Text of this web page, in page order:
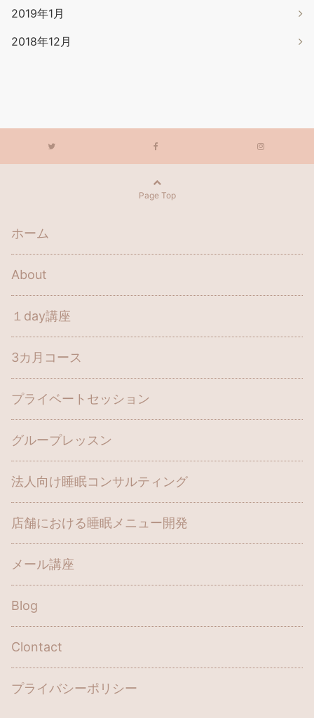
2019年1月
2018年12月
Page Top
ホーム
About
１day講座
3カ月コース
プライベートセッション
グループレッスン
法人向け睡眠コンサルティング
店舗における睡眠メニュー開発
メール講座
Blog
Clontact
プライバシーポリシー